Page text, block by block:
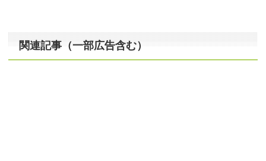
関連記事（一部広告含む）